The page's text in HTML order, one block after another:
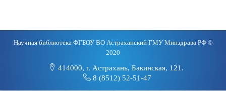
Научная библиотека ФГБОУ ВО Астраханский ГМУ Минздрава РФ ©
2020
414000, г. Астрахань, Бакинская, 121.
8 (8512) 52-51-47